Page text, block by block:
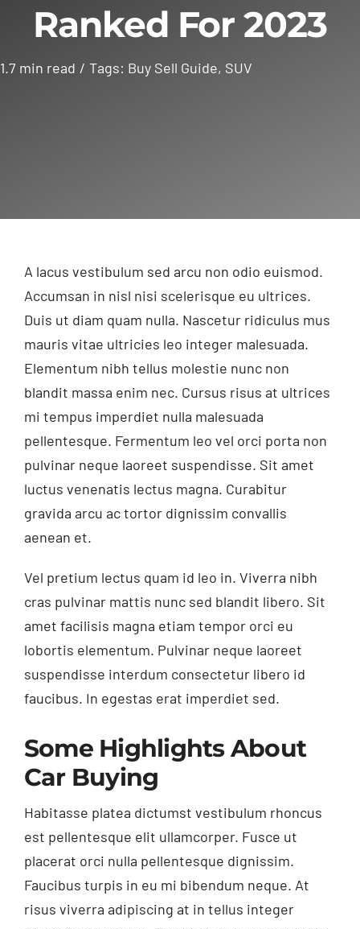
Ranked For 2023
1.7 min read / Tags: Buy Sell Guide, SUV
A lacus vestibulum sed arcu non odio euismod.
Accumsan in nisl nisi scelerisque eu ultrices.
Duis ut diam quam nulla. Nascetur ridiculus mus
mauris vitae ultricies leo integer malesuada.
Elementum nibh tellus molestie nunc non
blandit massa enim nec. Cursus risus at ultrices
mi tempus imperdiet nulla malesuada
pellentesque. Fermentum leo vel orci porta non
pulvinar neque laoreet suspendisse. Sit amet
luctus venenatis lectus magna. Curabitur
gravida arcu ac tortor dignissim convallis
aenean et.
Vel pretium lectus quam id leo in. Viverra nibh
cras pulvinar mattis nunc sed blandit libero. Sit
amet facilisis magna etiam tempor orci eu
lobortis elementum. Pulvinar neque laoreet
suspendisse interdum consectetur libero id
faucibus. In egestas erat imperdiet sed.
Some Highlights About
Car Buying
Habitasse platea dictumst vestibulum rhoncus
est pellentesque elit ullamcorper. Fusce ut
placerat orci nulla pellentesque dignissim.
Faucibus turpis in eu mi bibendum neque. At
risus viverra adipiscing at in tellus integer